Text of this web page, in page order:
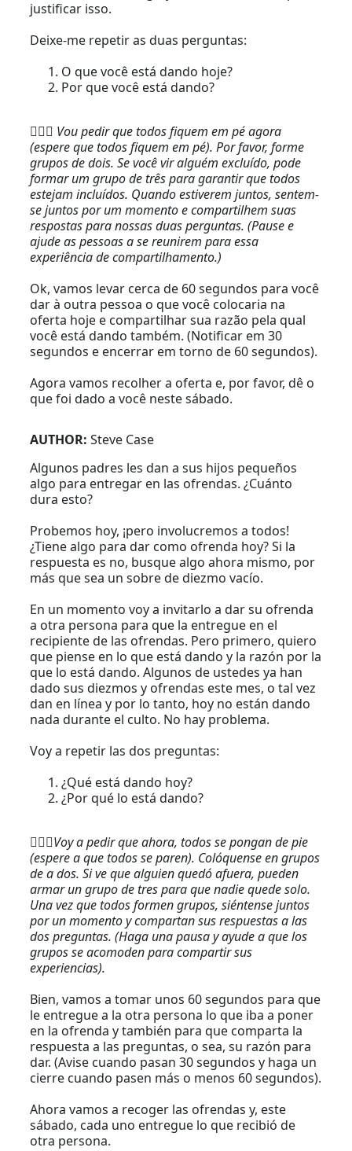
justificar isso.
Deixe-me repetir as duas perguntas:
O que você está dando hoje?
Por que você está dando?
🏃🏻‍♂️ Vou pedir que todos fiquem em pé agora
(espere que todos fiquem em pé). Por favor, forme
grupos de dois. Se você vir alguém excluído, pode
formar um grupo de três para garantir que todos
estejam incluídos. Quando estiverem juntos, sentem-
se juntos por um momento e compartilhem suas
respostas para nossas duas perguntas. (Pause e
ajude as pessoas a se reunirem para essa
experiência de compartilhamento.)
Ok, vamos levar cerca de 60 segundos para você
dar à outra pessoa o que você colocaria na
oferta hoje e compartilhar sua razão pela qual
você está dando também. (Notificar em 30
segundos e encerrar em torno de 60 segundos).
Agora vamos recolher a oferta e, por favor, dê o
que foi dado a você neste sábado.
AUTHOR:Steve Case
Algunos padres les dan a sus hijos pequeños
algo para entregar en las ofrendas. ¿Cuánto
dura esto?
Probemos hoy, ¡pero involucremos a todos!
¿Tiene algo para dar como ofrenda hoy? Si la
respuesta es no, busque algo ahora mismo, por
más que sea un sobre de diezmo vacío.
En un momento voy a invitarlo a dar su ofrenda
a otra persona para que la entregue en el
recipiente de las ofrendas. Pero primero, quiero
que piense en lo que está dando y la razón por la
que lo está dando. Algunos de ustedes ya han
dado sus diezmos y ofrendas este mes, o tal vez
dan en línea y por lo tanto, hoy no están dando
nada durante el culto. No hay problema.
Voy a repetir las dos preguntas:
¿Qué está dando hoy?
¿Por qué lo está dando?
🏃🏻‍♂️Voy a pedir que ahora, todos se pongan de pie
(espere a que todos se paren). Colóquense en grupos
de a dos. Si ve que alguien quedó afuera, pueden
armar un grupo de tres para que nadie quede solo.
Una vez que todos formen grupos, siéntense juntos
por un momento y compartan sus respuestas a las
dos preguntas. (Haga una pausa y ayude a que los
grupos se acomoden para compartir sus
experiencias).
Bien, vamos a tomar unos 60 segundos para que
le entregue a la otra persona lo que iba a poner
en la ofrenda y también para que comparta la
respuesta a las preguntas, o sea, su razón para
dar. (Avise cuando pasan 30 segundos y haga un
cierre cuando pasen más o menos 60 segundos).
Ahora vamos a recoger las ofrendas y, este
sábado, cada uno entregue lo que recibió de
otra persona.